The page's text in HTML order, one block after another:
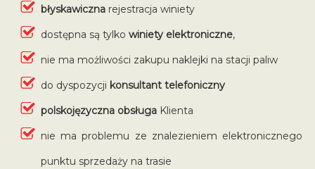
błyskawicznarejestracja winiety
dostępna są tylko winiety elektroniczne,
nie ma możliwości zakupu naklejki na stacji paliw
do dyspozycji konsultant telefoniczny
polskojęzyczna obsługa Klienta
nie ma problemu ze znalezieniem elektronicznego
punktu sprzedaży na trasie